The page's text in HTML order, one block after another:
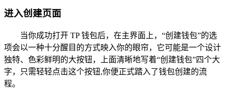
进入创建页面
当你成功打开 TP 钱包后，在主界面上，“创建钱包”的选
项会以一种十分醒目的方式映入你的眼帘，它可能是一个设计
独特、色彩鲜明的大按钮，上面清晰地写着“创建钱包”四个大
字，只需轻轻点击这个按钮,你便正式踏入了钱包创建的流
程。